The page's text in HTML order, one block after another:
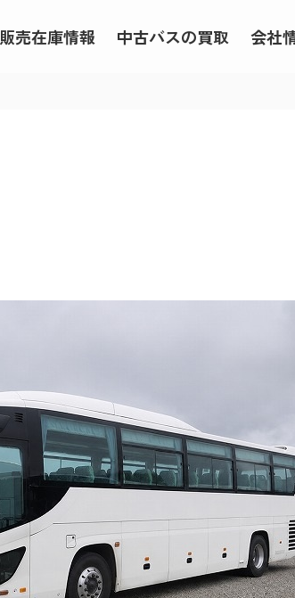
販売在庫情報 中古バスの買取 会社